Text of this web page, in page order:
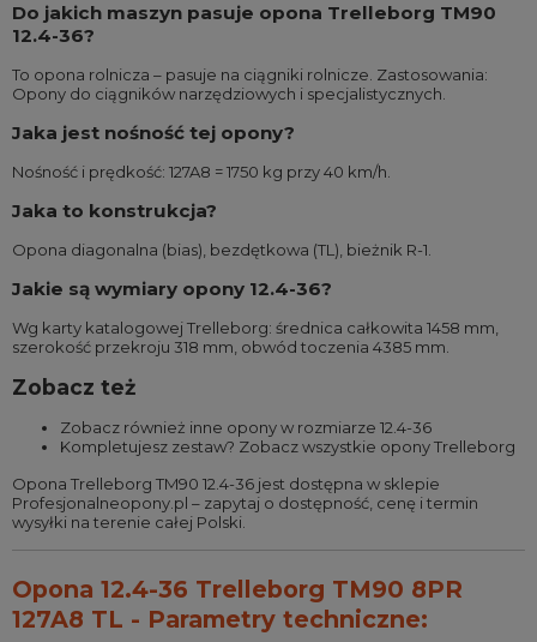
Do jakich maszyn pasuje opona Trelleborg TM90
12.4-36?
To opona rolnicza – pasuje na ciągniki rolnicze. Zastosowania:
Opony do ciągników narzędziowych i specjalistycznych.
Jaka jest nośność tej opony?
Nośność i prędkość: 127A8 = 1750 kg przy 40 km/h.
Jaka to konstrukcja?
Opona diagonalna (bias), bezdętkowa (TL), bieżnik R-1.
Jakie są wymiary opony 12.4-36?
Wg karty katalogowej Trelleborg: średnica całkowita 1458 mm,
szerokość przekroju 318 mm, obwód toczenia 4385 mm.
Zobacz też
Zobacz również inne opony w rozmiarze 12.4-36
Kompletujesz zestaw? Zobacz wszystkie opony Trelleborg
Opona Trelleborg TM90 12.4-36 jest dostępna w sklepie
Profesjonalneopony.pl – zapytaj o dostępność, cenę i termin
wysyłki na terenie całej Polski.
Opona 12.4-36 Trelleborg TM90 8PR
127A8 TL - Parametry techniczne: